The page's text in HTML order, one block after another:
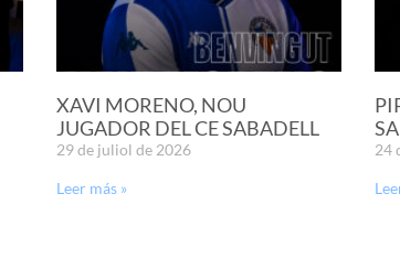
XAVI MORENO, NOU
JUGADOR DEL CE SABADELL
29 de juliol de 2026
Leer más »
24